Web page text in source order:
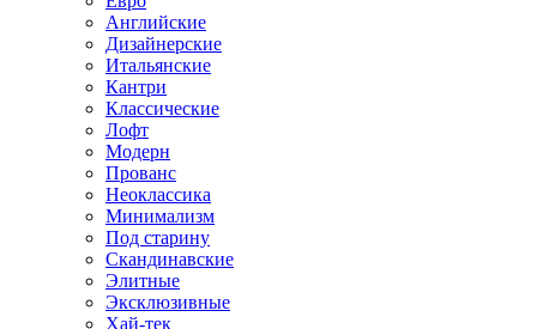
Английские
Дизайнерские
Итальянские
Кантри
Классические
Лофт
Модерн
Прованс
Неоклассика
Минимализм
Под старину
Скандинавские
Элитные
Эксклюзивные
Хай-тек